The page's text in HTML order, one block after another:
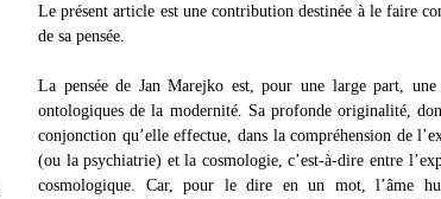
Le présent article est une contribution destinée à le faire
de sa pensée.
La pensée de Jan Marejko est, pour une large part, une
ontologiques de la modernité. Sa profonde originalité,
conjonction qu’elle effectue, dans la compréhension de
(ou la psychiatrie) et la cosmologie, c’est-à-dire entre
cosmologique. Car, pour le dire en un mot, l’âme